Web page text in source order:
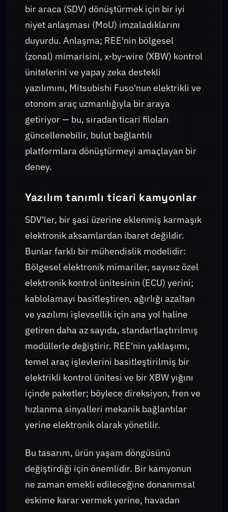
bir araca (SDV) dönüştürmek için bir iyi
niyet anlaşması (MoU) imzaladıklarını
duyurdu. Anlaşma; REE'nin bölgesel
(zonal) mimarisini, x-by-wire (XBW) kontrol
ünitelerini ve yapay zeka destekli
yazılımını, Mitsubishi Fuso'nun elektrikli ve
otonom araç uzmanlığıyla bir araya
getiriyor — bu, sıradan ticari filoları
güncellenebilir, bulut bağlantılı
platformlara dönüştürmeyi amaçlayan bir
deney.
Yazılım tanımlı ticari kamyonlar
SDV'ler, bir şasi üzerine eklenmiş karmaşık
elektronik aksamlardan ibaret değildir.
Bunlar farklı bir mühendislik modelidir:
Bölgesel elektronik mimariler, sayısız özel
elektronik kontrol ünitesinin (ECU) yerini;
kablolamayı basitleştiren, ağırlığı azaltan
ve yazılımı işlevsellik için ana yol haline
getiren daha az sayıda, standartlaştırılmış
modüllerle değiştirir. REE'nin yaklaşımı,
temel araç işlevlerini basitleştirilmiş bir
elektrikli kontrol ünitesi ve bir XBW yığını
içinde paketler; böylece direksiyon, fren ve
hızlanma sinyalleri mekanik bağlantılar
yerine elektronik olarak yönetilir.
Bu tasarım, ürün yaşam döngüsünü
değiştirdiği için önemlidir. Bir kamyonun
ne zaman emekli edileceğine donanımsal
eskime karar vermek yerine, havadan